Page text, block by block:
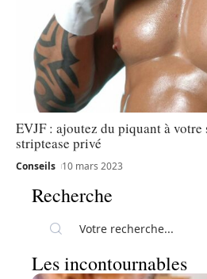
EVJF : ajoutez du piquant à votre
striptease privé
Conseils 10 mars 2023
Recherche
Les incontournables